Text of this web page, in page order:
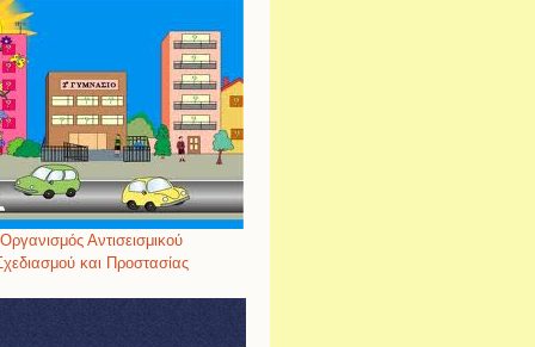
Οργανισμός Αντισεισμικού
και Προστασίας